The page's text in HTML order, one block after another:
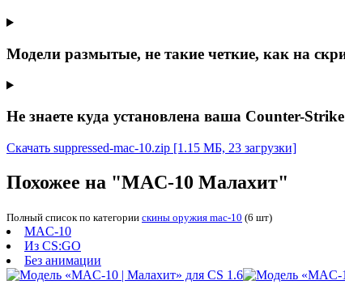
Модели размытые, не такие четкие, как на
Не знаете куда установлена ваша Counter-
Скачать suppressed-mac-10.zip [1.15 МБ, 23 загрузки]
Похожее на "MAC-10 Малахит"
Полный список по категории скины оружия mac-10 (6 шт)
MAC-10
Из CS:GO
Без анимации